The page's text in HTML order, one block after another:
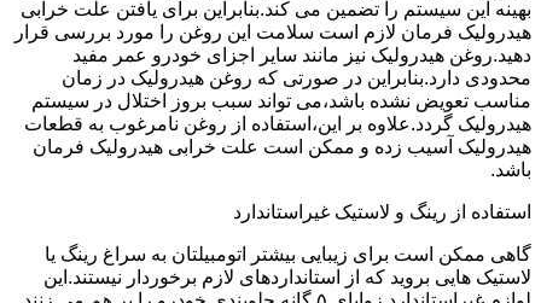
بهینه این سیستم را تضمین می کند.بنابراین برای یافتن علت خرابی
هیدرولیک فرمان لازم است سلامت این روغن را مورد بررسی قرار
دهید.روغن هیدرولیک نیز مانند سایر اجزای خودرو عمر مفید
محدودی دارد.بنابراین در صورتی که روغن هیدرولیک در زمان
مناسب تعویض نشده باشد،می تواند سبب بروز اختلال در سیستم
هیدرولیک گردد.علاوه بر این،استفاده از روغن نامرغوب به قطعات
هیدرولیک آسیب زده و ممکن است علت خرابی هیدرولیک فرمان
باشد.
استفاده از رینگ و لاستیک غیراستاندارد
گاهی ممکن است برای زیبایی بیشتر اتومبیلتان به سراغ رینگ یا
لاستیک هایی بروید که از استانداردهای لازم برخوردار نیستند.این